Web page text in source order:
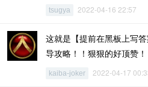
tsugya 2022-04-16 22:57
这就是【提前在黑板上写
导攻略！！狠狠的好顶赞！
kaiba-joker 2022-04-17